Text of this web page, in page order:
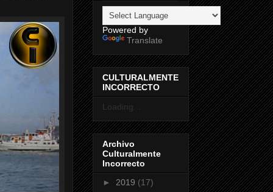
Powered by
Translate
CULTURALMENTE
INCORRECTO
Loading...
Archivo
Culturalmente
Incorrecto
► 2019 (17)